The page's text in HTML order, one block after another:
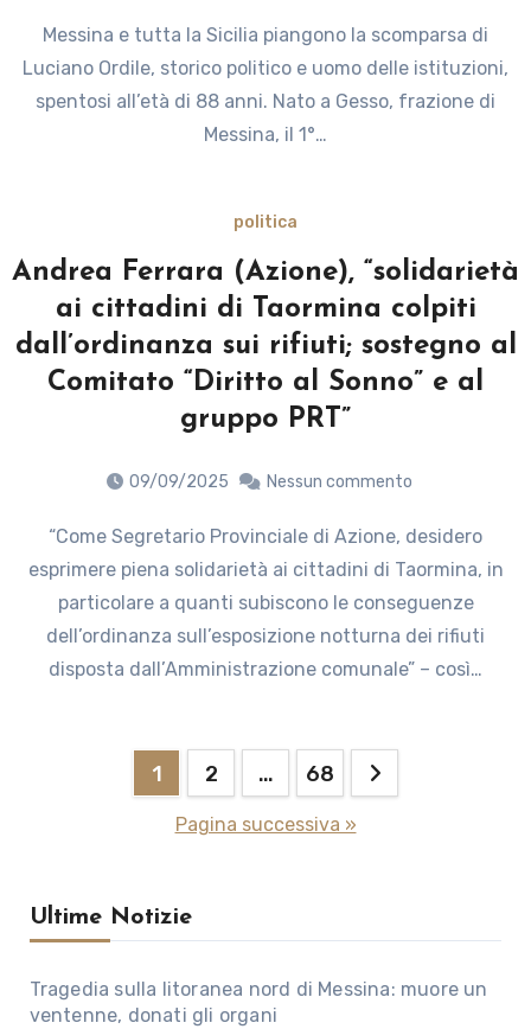
Messina e tutta la Sicilia piangono la scomparsa di
Luciano Ordile, storico politico e uomo delle istituzioni,
spentosi all’età di 88 anni. Nato a Gesso, frazione di
Messina, il 1°…
politica
Andrea Ferrara (Azione), “solidarietà
ai cittadini di Taormina colpiti
dall’ordinanza sui rifiuti; sostegno al
Comitato “Diritto al Sonno” e al
gruppo PRT”
09/09/2025 Nessun commento
“Come Segretario Provinciale di Azione, desidero
esprimere piena solidarietà ai cittadini di Taormina, in
particolare a quanti subiscono le conseguenze
dell’ordinanza sull’esposizione notturna dei rifiuti
disposta dall’Amministrazione comunale” – così…
Paginazione
1 2 … 68
Pagina successiva »
Ultime Notizie
Tragedia sulla litoranea nord di Messina: muore un
ventenne, donati gli organi